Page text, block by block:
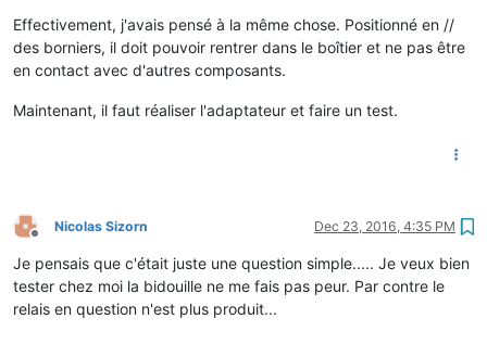
Effectivement, j'avais pensé à la même chose. Positionné en //
des borniers, il doit pouvoir rentrer dans le boîtier et ne pas être
en contact avec d'autres composants.
Maintenant, il faut réaliser l'adaptateur et faire un test.
Offline
Nicolas Sizorn Dec 23, 2016, 4:35 PM
Je pensais que c'était juste une question simple..... Je veux bien
tester chez moi la bidouille ne me fais pas peur. Par contre le
relais en question n'est plus produit...